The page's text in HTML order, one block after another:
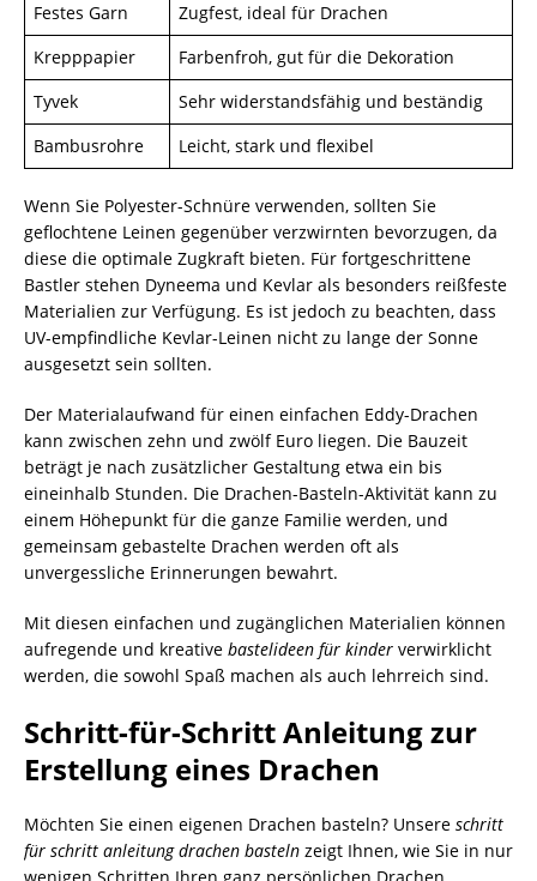
Festes Garn
Zugfest, ideal für Drachen
Krepppapier
Farbenfroh, gut für die Dekoration
Tyvek
Sehr widerstandsfähig und beständig
Bambusrohre
Leicht, stark und flexibel
Wenn Sie Polyester-Schnüre verwenden, sollten Sie
geflochtene Leinen gegenüber verzwirnten bevorzugen, da
diese die optimale Zugkraft bieten. Für fortgeschrittene
Bastler stehen Dyneema und Kevlar als besonders reißfeste
Materialien zur Verfügung. Es ist jedoch zu beachten, dass
UV-empfindliche Kevlar-Leinen nicht zu lange der Sonne
ausgesetzt sein sollten.
Der Materialaufwand für einen einfachen Eddy-Drachen
kann zwischen zehn und zwölf Euro liegen. Die Bauzeit
beträgt je nach zusätzlicher Gestaltung etwa ein bis
eineinhalb Stunden. Die Drachen-Basteln-Aktivität kann zu
einem Höhepunkt für die ganze Familie werden, und
gemeinsam gebastelte Drachen werden oft als
unvergessliche Erinnerungen bewahrt.
Mit diesen einfachen und zugänglichen Materialien können
aufregende und kreative bastelideen für kinder verwirklicht
werden, die sowohl Spaß machen als auch lehrreich sind.
Schritt-für-Schritt Anleitung zur
Erstellung eines Drachen
Möchten Sie einen eigenen Drachen basteln? Unsere schritt
für schritt anleitung drachen basteln zeigt Ihnen, wie Sie in nur